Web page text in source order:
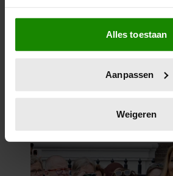
Als u het toestaat, willen we ook
Informatie verzamelen over
locatie, die tot een paar meter
scannen op specifieke
verwerkt en stel uw voorkeuren in het
intrekken in de Cookieverklaring.
We gebruiken cookies om content
Alles toestaan
Aanpassen
Weigeren